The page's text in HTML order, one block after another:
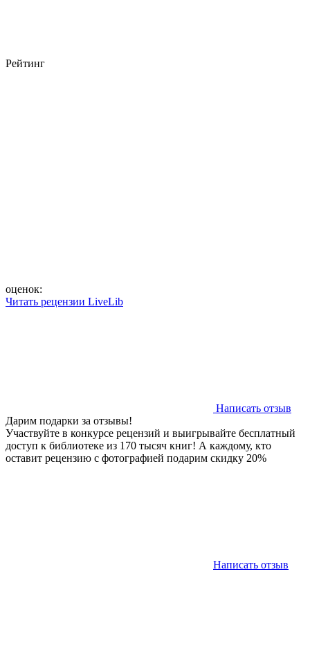
Рейтинг
оценок:
Читать рецензии LiveLib
Написать отзыв
Дарим подарки за отзывы!
Участвуйте в конкурсе рецензий и выигрывайте бесплатный
доступ к библиотеке из 170 тысяч книг! А каждому, кто
оставит рецензию с фотографией подарим скидку 20%
Написать отзыв